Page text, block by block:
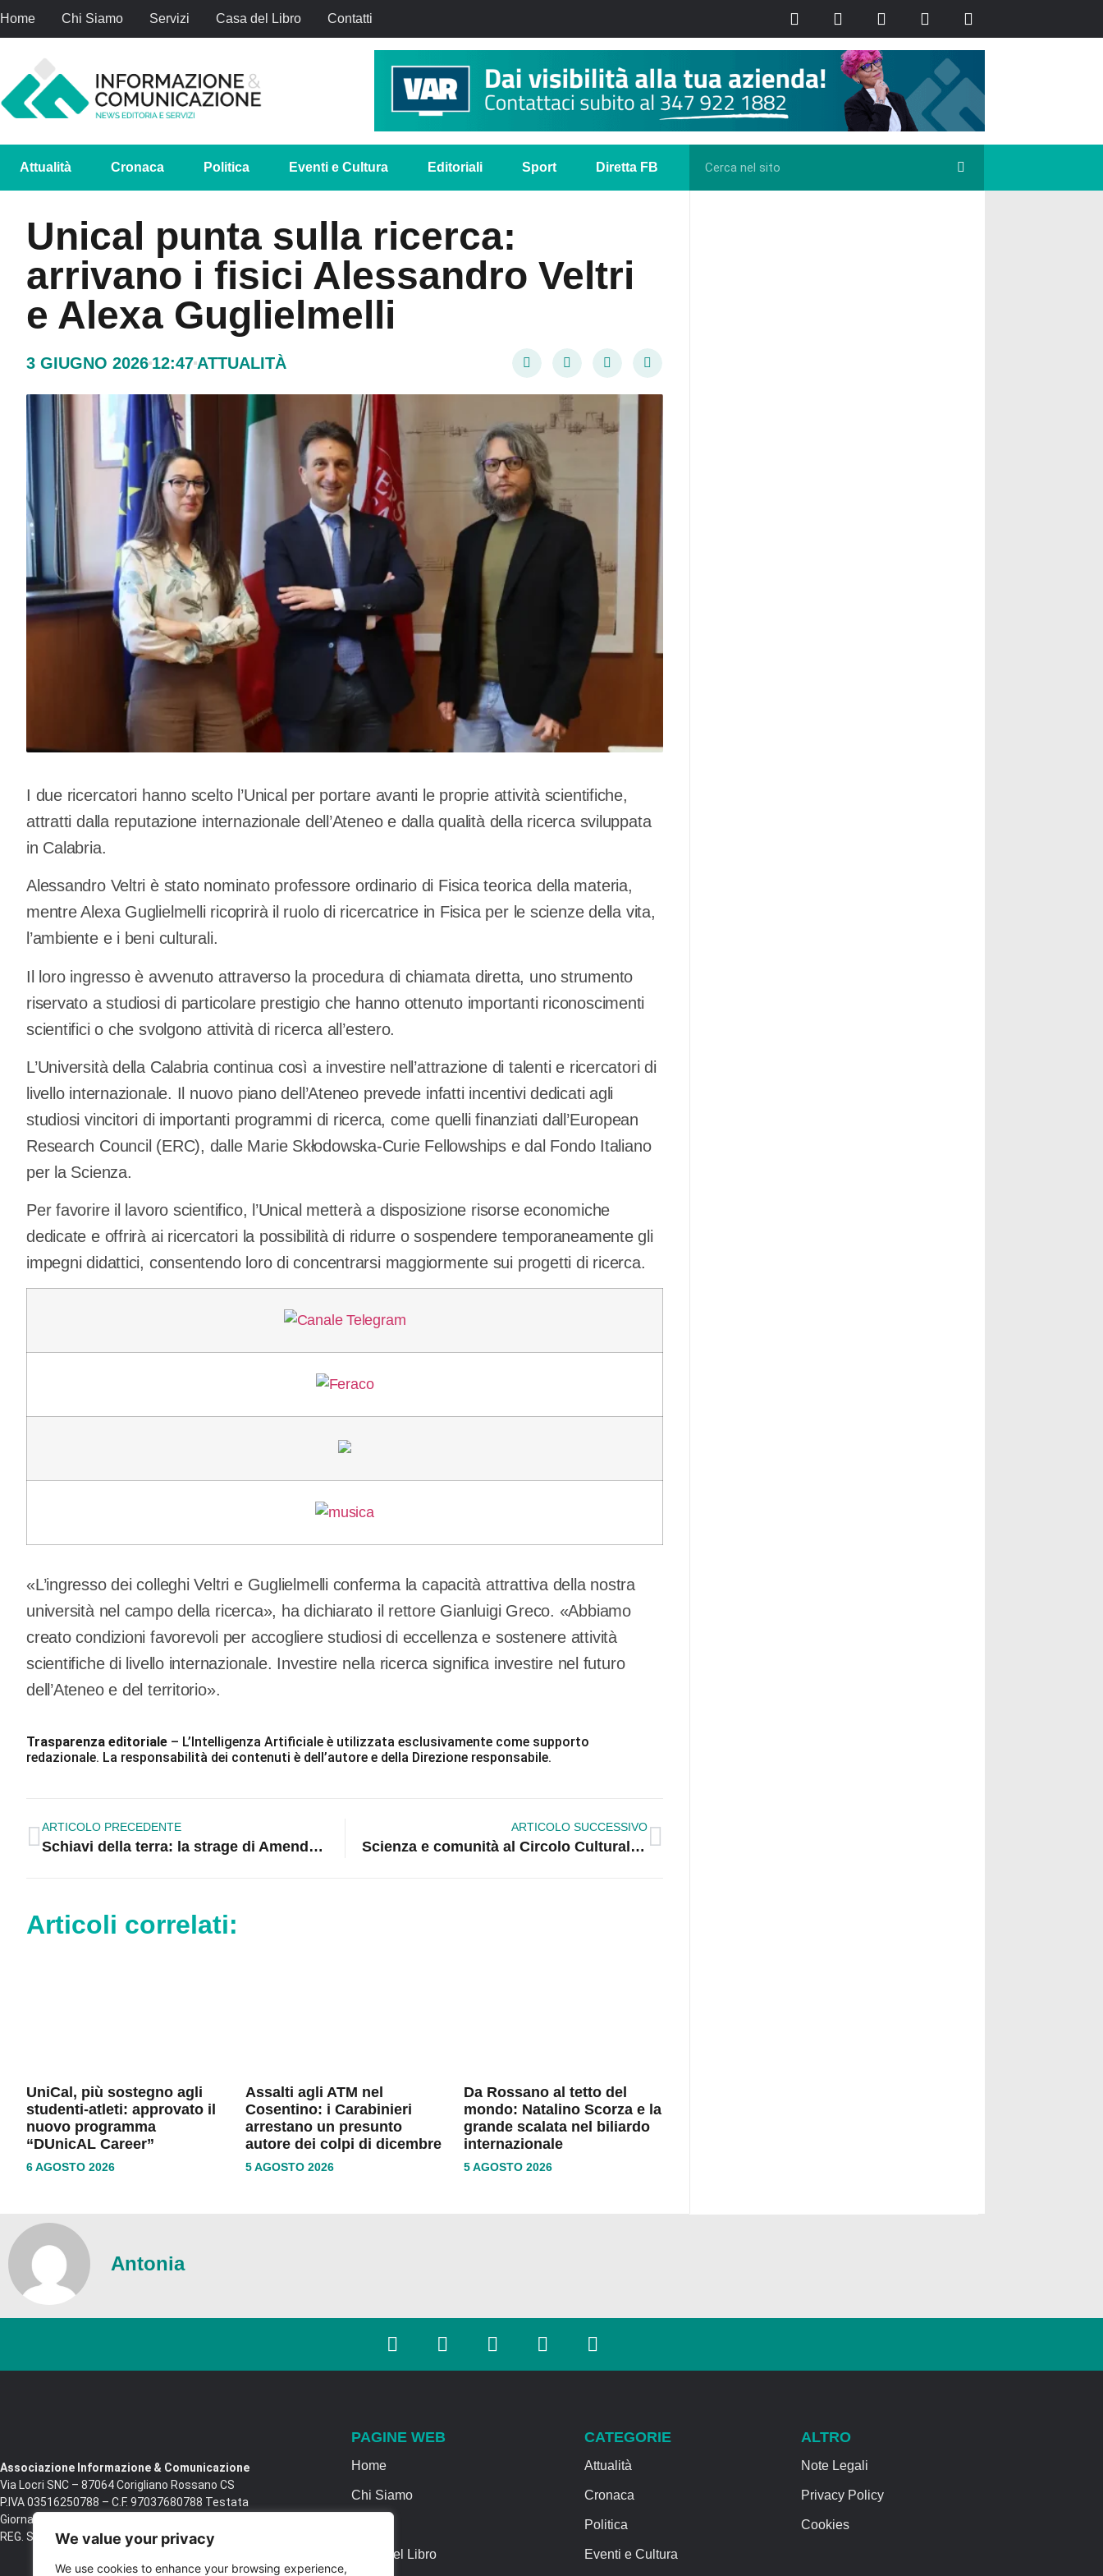
We value your privacy
We use cookies to enhance your browsing experience,
Home Chi Siamo Servizi Casa del Libro Contatti
Attualità Cronaca Politica Eventi e Cultura Editoriali Sport Diretta FB
Unical punta sulla ricerca:
arrivano i fisici Alessandro Veltri
e Alexa Guglielmelli
3 GIUGNO 2026 12:47 ATTUALITÀ
I due ricercatori hanno scelto l’Unical per portare avanti le proprie attività scientifiche,
attratti dalla reputazione internazionale dell’Ateneo e dalla qualità della ricerca sviluppata
in Calabria.
Alessandro Veltri è stato nominato professore ordinario di Fisica teorica della materia,
mentre Alexa Guglielmelli ricoprirà il ruolo di ricercatrice in Fisica per le scienze della vita,
l’ambiente e i beni culturali.
Il loro ingresso è avvenuto attraverso la procedura di chiamata diretta, uno strumento
riservato a studiosi di particolare prestigio che hanno ottenuto importanti riconoscimenti
scientifici o che svolgono attività di ricerca all’estero.
L’Università della Calabria continua così a investire nell’attrazione di talenti e ricercatori di
livello internazionale. Il nuovo piano dell’Ateneo prevede infatti incentivi dedicati agli
studiosi vincitori di importanti programmi di ricerca, come quelli finanziati dall’European
Research Council (ERC), dalle Marie Skłodowska-Curie Fellowships e dal Fondo Italiano
per la Scienza.
Per favorire il lavoro scientifico, l’Unical metterà a disposizione risorse economiche
dedicate e offrirà ai ricercatori la possibilità di ridurre o sospendere temporaneamente gli
impegni didattici, consentendo loro di concentrarsi maggiormente sui progetti di ricerca.
«L’ingresso dei colleghi Veltri e Guglielmelli conferma la capacità attrattiva della nostra
università nel campo della ricerca», ha dichiarato il rettore Gianluigi Greco. «Abbiamo
creato condizioni favorevoli per accogliere studiosi di eccellenza e sostenere attività
scientifiche di livello internazionale. Investire nella ricerca significa investire nel futuro
dell’Ateneo e del territorio».
Trasparenza editoriale – L’Intelligenza Artificiale è utilizzata esclusivamente come supporto
redazionale. La responsabilità dei contenuti è dell’autore e della Direzione responsabile.
ARTICOLO PRECEDENTE
Schiavi della terra: la strage di Amendolara riaccende i riflettori sull’infamia invisibile del caporalato
ARTICOLO SUCCESSIVO
Scienza e comunità al Circolo Culturale Rossanese: il genetista Giuseppe Novelli incanta Corigliano-Rossano
Articoli correlati:
UniCal, più sostegno agli
studenti-atleti: approvato il
nuovo programma
“DUnicAL Career”
6 AGOSTO 2026
Assalti agli ATM nel
Cosentino: i Carabinieri
arrestano un presunto
autore dei colpi di dicembre
5 AGOSTO 2026
Da Rossano al tetto del
mondo: Natalino Scorza e la
grande scalata nel biliardo
internazionale
5 AGOSTO 2026
Antonia
Associazione Informazione & Comunicazione
Via Locri SNC – 87064 Corigliano Rossano CS
P.IVA 03516250788 – C.F. 97037680788 Testata
Giornalistica n. 1399/2017 R.G.V.G.N. 02/2017
REG. STAMPA Tribunale di Castrovillari
PAGINE WEB
Home
Chi Siamo
Casa del Libro
CATEGORIE
Attualità
Cronaca
Politica
Eventi e Cultura
ALTRO
Note Legali
Privacy Policy
Cookies